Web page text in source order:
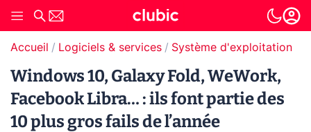
Accueil Logiciels & services Système d'exploitation
Windows 10, Galaxy Fold, WeWork,
Facebook Libra… : ils font partie des
10 plus gros fails de l’année